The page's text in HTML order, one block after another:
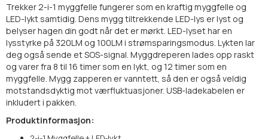
Trekker 2-i-1 myggfelle fungerer som en kraftig myggfelle og
LED-lykt samtidig. Dens mygg tiltrekkende LED-lys er lyst og
belyser hagen din godt når det er mørkt. LED-lyset har en
lysstyrke på 320LM og 100LM i strømsparingsmodus. Lykten lar
deg også sende et SOS-signal. Myggdreperen lades opp raskt
og varer fra 8 til 16 timer som en lykt, og 12 timer som en
myggfelle. Mygg zapperen er vanntett, så den er også veldig
motstandsdyktig mot værfluktuasjoner. USB-ladekabelen er
inkludert i pakken.
Produktinformasjon: